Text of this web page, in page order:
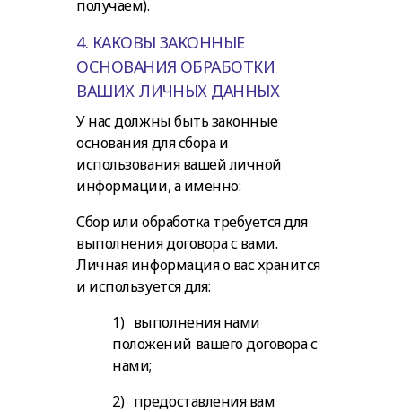
получаем).
4. КАКОВЫ ЗАКОННЫЕ
ОСНОВАНИЯ ОБРАБОТКИ
ВАШИХ ЛИЧНЫХ ДАННЫХ
У нас должны быть законные
основания для сбора и
использования вашей личной
информации, а именно:
Сбор или обработка требуется для
выполнения договора с вами.
Личная информация о вас хранится
и используется для:
1) выполнения нами
положений вашего договора с
нами;
2) предоставления вам